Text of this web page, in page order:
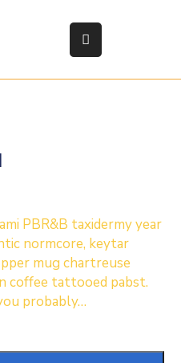
PBR&B taxidermy year
normcore, keytar
mug chartreuse
coffee tattooed pabst.
probably…